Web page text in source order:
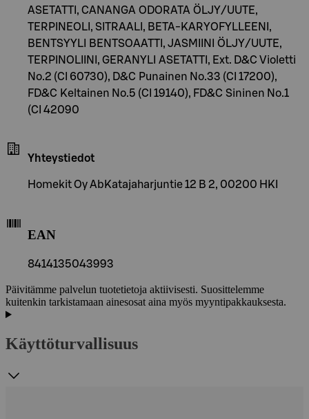
ASETATTI, CANANGA ODORATA ÖLJY/UUTE,
TERPINEOLI, SITRAALI, BETA-KARYOFYLLEENI,
BENTSYYLI BENTSOAATTI, JASMIINI ÖLJY/UUTE,
TERPINOLIINI, GERANYLI ASETATTI, Ext. D&C Violetti
No.2 (CI 60730), D&C Punainen No.33 (CI 17200),
FD&C Keltainen No.5 (CI 19140), FD&C Sininen No.1
(CI 42090
Yhteystiedot
Homekit Oy AbKatajaharjuntie 12 B 2, 00200 HKI
EAN
8414135043993
Päivitämme palvelun tuotetietoja aktiivisesti. Suosittelemme
kuitenkin tarkistamaan ainesosat aina myös myyntipakkauksesta.
Käyttöturvallisuus